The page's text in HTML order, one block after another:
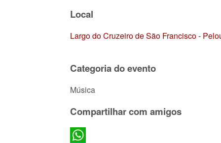
Local
Largo do Cruzeiro de São Francisco -
Categoria do evento
Música
Compartilhar com amigos